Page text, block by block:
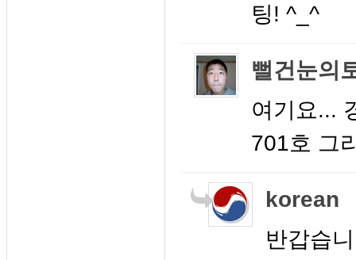
팅! ^_^
뻘건눈의
여기요...
701호 그
korean
반갑습